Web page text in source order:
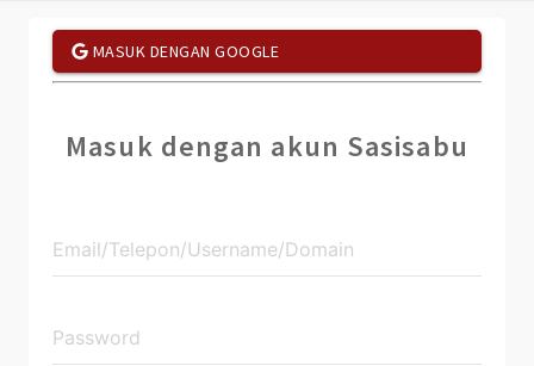
MASUK DENGAN GOOGLE
Masuk dengan akun Sasisabu